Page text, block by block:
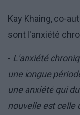
Kay Khaing, co-
sont l'anxiété
- L'anxiété
une longue
une anxiété qui
nouvelle est celle